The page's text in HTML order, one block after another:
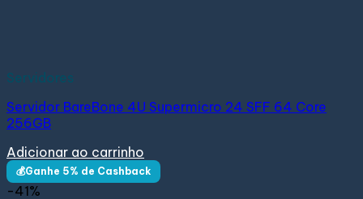
Servidores
Servidor BareBone 4U Supermicro 24 SFF 64 Core
256GB
Adicionar ao carrinho
💰Ganhe 5% de Cashback
-41%